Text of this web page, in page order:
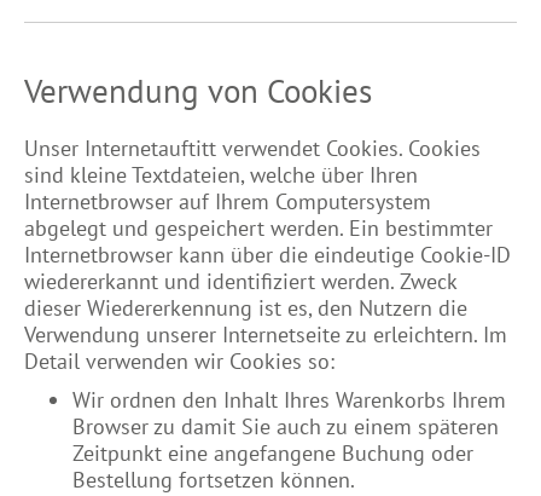
Verwendung von Cookies
Unser Internetauftitt verwendet Cookies. Cookies
sind kleine Textdateien, welche über Ihren
Internetbrowser auf Ihrem Computersystem
abgelegt und gespeichert werden. Ein bestimmter
Internetbrowser kann über die eindeutige Cookie-ID
wiedererkannt und identifiziert werden. Zweck
dieser Wiedererkennung ist es, den Nutzern die
Verwendung unserer Internetseite zu erleichtern. Im
Detail verwenden wir Cookies so:
Wir ordnen den Inhalt Ihres Warenkorbs Ihrem
Browser zu damit Sie auch zu einem späteren
Zeitpunkt eine angefangene Buchung oder
Bestellung fortsetzen können.